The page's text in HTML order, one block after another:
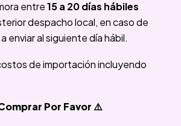
entre15 a 20 días hábiles
despacho local, en caso de
enviar al siguiente día hábil.
de importación incluyendo
Por Favor ⚠️